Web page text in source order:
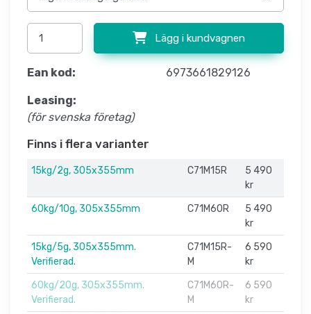
Lägg i kundvagnen
Ean kod: 6973661829126
Leasing:
(för svenska företag)
Finns i flera varianter
15kg/2g, 305x355mm C71M15R
5 490
kr
60kg/10g, 305x355mm
C71M60R
5 490
kr
15kg/5g, 305x355mm.
Verifierad.
C71M15R-
M
6 590
kr
60kg/20g, 305x355mm.
Verifierad.
C71M60R-
M
6 590
kr